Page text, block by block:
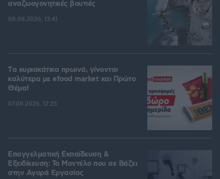
αναζωογονητικές βουτιές
08.08.2026, 13:41
Tα κυριακάτικα πρωινά, γίνονται
καλύτερα με efood market και Πρώτο
Θέμα!
07.08.2026, 12:25
Επαγγελματική Εκπαίδευση &
Εξειδίκευση: Το Mοντέλο που σε Bάζει
στην Aγορά Eργασίας